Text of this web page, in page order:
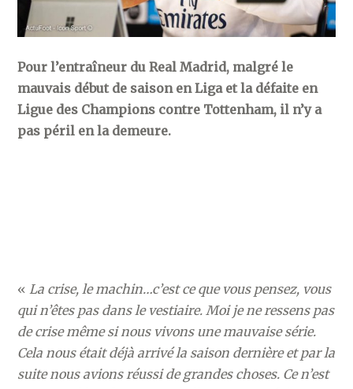
Pour l’entraîneur du Real Madrid, malgré le
mauvais début de saison en Liga et la défaite en
Ligue des Champions contre Tottenham, il n’y a
pas péril en la demeure.
« La crise, le machin…c’est ce que vous pensez, vous
qui n’êtes pas dans le vestiaire. Moi je ne ressens pas
de crise même si nous vivons une mauvaise série.
Cela nous était déjà arrivé la saison dernière et par la
suite nous avions réussi de grandes choses. Ce n’est